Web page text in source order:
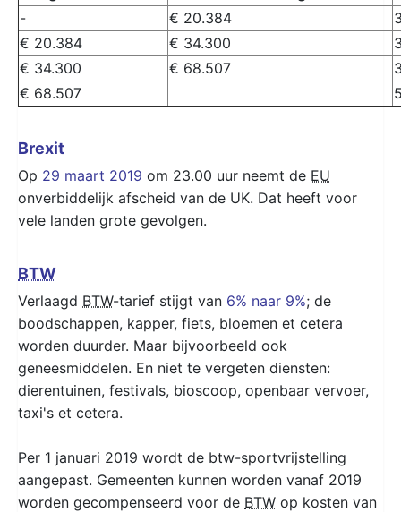
-
€ 20.384
€ 20.384
€ 34.300
€ 34.300
€ 68.507
€ 68.507
Brexit
Op 29 maart 2019 om 23.00 uur neemt de EU
onverbiddelijk afscheid van de UK. Dat heeft voor
vele landen grote gevolgen.
BTW
Verlaagd BTW-tarief stijgt van 6% naar 9%; de
boodschappen, kapper, fiets, bloemen et cetera
worden duurder. Maar bijvoorbeeld ook
geneesmiddelen. En niet te vergeten diensten:
dierentuinen, festivals, bioscoop, openbaar vervoer,
taxi's et cetera.
Per 1 januari 2019 wordt de btw-sportvrijstelling
aangepast. Gemeenten kunnen worden vanaf 2019
worden gecompenseerd voor de BTW op kosten van